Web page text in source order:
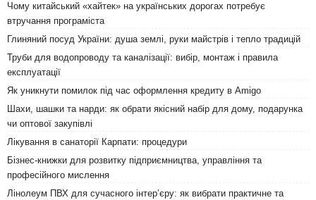
Чому китайський «хайтек» на українських дорогах потребує
втручання програміста
Глиняний посуд України: душа землі, руки майстрів і тепло традицій
Труби для водопроводу та каналізації: вибір, монтаж і правила
експлуатації
Як уникнути помилок під час оформлення кредиту в Amigo
Шахи, шашки та нарди: як обрати якісний набір для дому, подарунка
чи оптової закупівлі
Лікування в санаторії Карпати: процедури
Бізнес-книжки для розвитку підприємництва, управління та
професійного мислення
Лінолеум ПВХ для сучасного інтер’єру: як вибрати практичне та